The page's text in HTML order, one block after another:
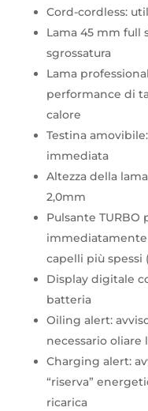
Cord-cordless:
Lama 45 mm full
sgrossatura
Lama
performance di
calore
Testina
immediata
Altezza della
2,0mm
Pulsante TURBO
capelli più spessi
Display digitale
batteria
Oiling alert:
necessario oliare
Charging alert:
“riserva”
ricarica